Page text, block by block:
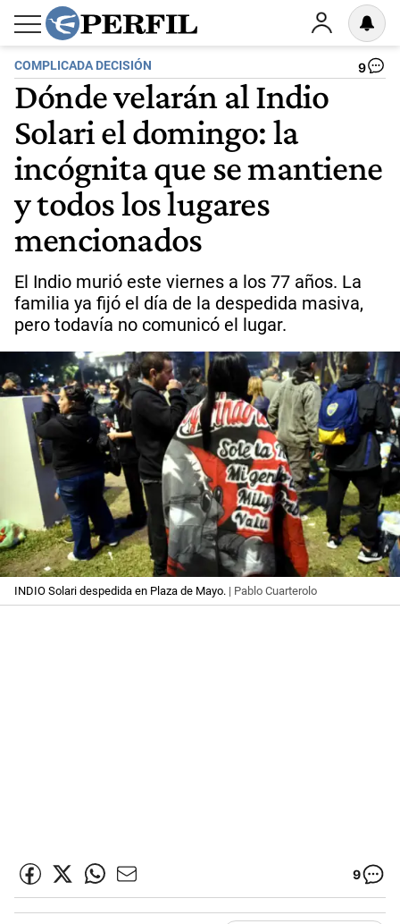
COMPLICADA DECISIÓN 9
Dónde velarán al Indio
Solari el domingo: la
incógnita que se mantiene
y todos los lugares
mencionados
El Indio murió este viernes a los 77 años. La
familia ya fijó el día de la despedida masiva,
pero todavía no comunicó el lugar.
INDIO Solari despedida en Plaza de Mayo. | Pablo Cuarterolo
9